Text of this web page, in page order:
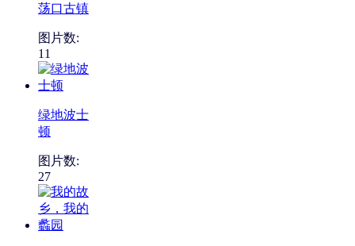
荡口古镇
图片数:
11
绿地波士
顿
图片数:
27